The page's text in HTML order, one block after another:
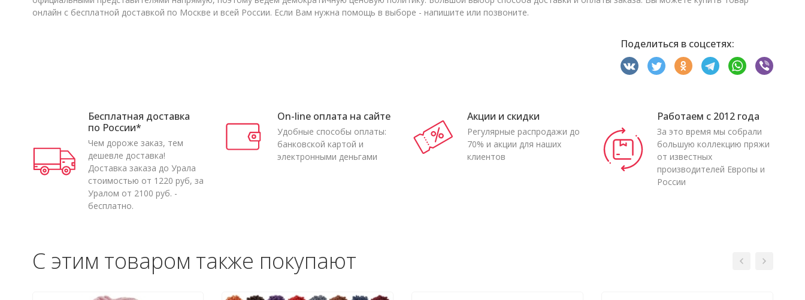
онлайн с бесплатной доставкой по Москве и всей России. Если Вам нужна помощь в выборе - напишите или позвоните.
Поделиться в соцсетях:
Бесплатная доставка
по России*
Чем дороже заказ, тем
дешевле доставка!
Доставка заказа до Урала
стоимостью от 1220 руб, за
Уралом от 2100 руб. -
бесплатно.
On-line оплата на сайте
Удобные способы оплаты:
банковской картой и
электронными деньгами
Акции и скидки
Регулярные распродажи до
70% и акции для наших
клиентов
Работаем с 2012 года
За это время мы собрали
большую коллекцию пряжи
от известных
производителей Европы и
России
С этим товаром также покупают